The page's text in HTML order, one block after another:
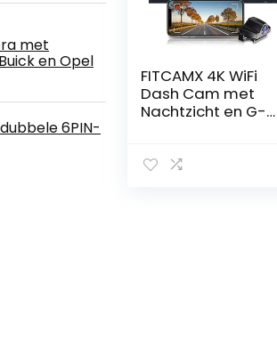
met
en Opel
6PIN-
FITCAMX 4K WiFi
Dash Cam met
Nachtzicht en G-